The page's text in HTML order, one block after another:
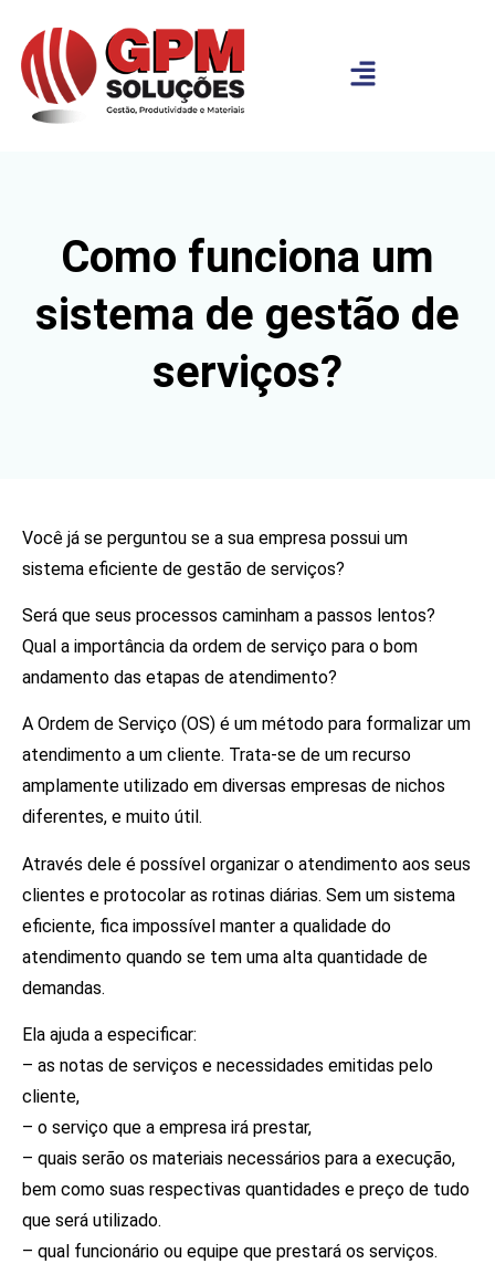
Como funciona um
sistema de gestão de
serviços?
Você já se perguntou se a sua empresa possui um
sistema eficiente de gestão de serviços?
Será que seus processos caminham a passos lentos?
Qual a importância da ordem de serviço para o bom
andamento das etapas de atendimento?
A Ordem de Serviço (OS) é um método para formalizar um
atendimento a um cliente. Trata-se de um recurso
amplamente utilizado em diversas empresas de nichos
diferentes, e muito útil.
Através dele é possível organizar o atendimento aos seus
clientes e protocolar as rotinas diárias. Sem um sistema
eficiente, fica impossível manter a qualidade do
atendimento quando se tem uma alta quantidade de
demandas.
Ela ajuda a especificar:
– as notas de serviços e necessidades emitidas pelo
cliente,
– o serviço que a empresa irá prestar,
– quais serão os materiais necessários para a execução,
bem como suas respectivas quantidades e preço de tudo
que será utilizado.
– qual funcionário ou equipe que prestará os serviços.